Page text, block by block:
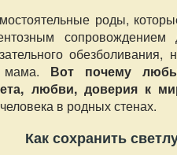
роды,
мама. Вот почему
любви, доверия к
в родных стенах.
Как сохранить